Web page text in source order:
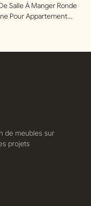
Salle À Manger Ronde
Pour Appartement
de meubles sur
projets